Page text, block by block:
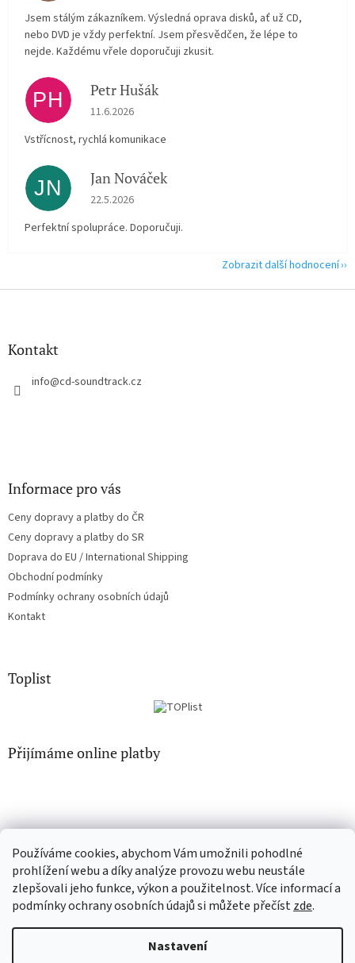
Používáme cookies, abychom Vám umožnili pohodlné
prohlížení webu a díky analýze provozu webu neustále
zlepšovali jeho funkce, výkon a použitelnost. Více informací a
podmínky ochrany osobních údajů si můžete přečístzde.
Nastavení
Jsem stálým zákazníkem. Výsledná oprava disků, ať už CD,
nebo DVD je vždy perfektní. Jsem přesvědčen, že lépe to
nejde. Každému vřele doporučuji zkusit.
PH Petr Hušák
Hodnocení obchodu je 5 z 5 hvězdiček.
11.6.2026
Vstřícnost, rychlá komunikace
JN Jan Nováček
Hodnocení obchodu je 5 z 5 hvězdiček.
22.5.2026
Perfektní spolupráce. Doporučuji.
Zobrazit další hodnocení
Z
Kontakt
info@cd-soundtrack.cz
Informace pro vás
Ceny dopravy a platby do ČR
Ceny dopravy a platby do SR
Doprava do EU / International Shipping
Obchodní podmínky
Podmínky ochrany osobních údajů
Kontakt
Toplist
Přijímáme online platby
CD-hudba.cz EN-filmy.cz
Vytvořil Shoptet